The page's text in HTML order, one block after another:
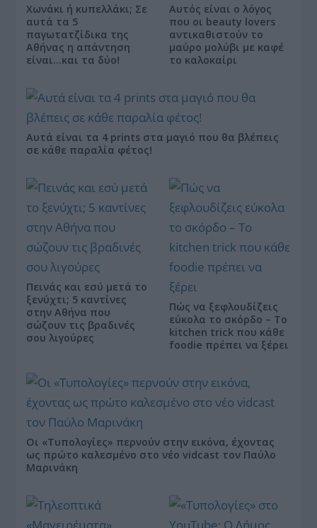
Χωνάκι ή κυπελλάκι; Σε
αυτά τα 5
παγωτατζίδικα της
Αθήνας η απάντηση
είναι…και τα δύο!
Αυτός είναι ο λόγος
που οι beauty lovers
αντικαθιστούν το
μαύρο μολύβι με καφέ
το καλοκαίρι
Αυτά είναι τα 4 prints στα μαγιό που θα βλέπεις
σε κάθε παραλία φέτος!
Πεινάς και εσύ μετά το
ξενύχτι; 5 καντίνες
στην Αθήνα που
σώζουν τις βραδινές
σου λιγούρες
Πώς να ξεφλουδίζεις
εύκολα το σκόρδο – Το
kitchen trick που κάθε
foodie πρέπει να ξέρει
Οι «Τυπολογίες» περνούν στην εικόνα, έχοντας
ως πρώτο καλεσμένο στο νέο vidcast τον Παύλο
Μαρινάκη